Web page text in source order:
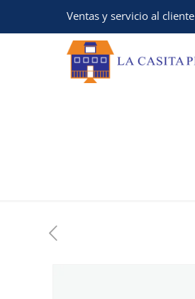
Ventas y servicio al cliente